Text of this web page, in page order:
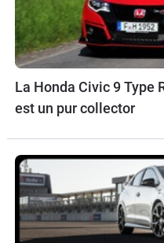
La Honda Civic 9 Type
est un pur collector